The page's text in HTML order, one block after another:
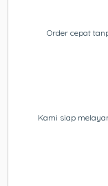
Order cepat
Kami siap